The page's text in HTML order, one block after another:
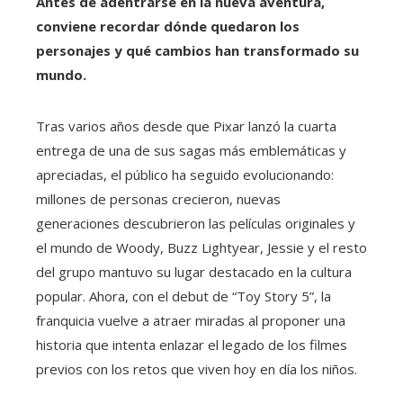
conviene recordar dónde quedaron los
personajes y qué cambios han transformado su
mundo.
Tras varios años desde que Pixar lanzó la cuarta
entrega de una de sus sagas más emblemáticas y
apreciadas, el público ha seguido evolucionando:
millones de personas crecieron, nuevas
generaciones descubrieron las películas originales y
el mundo de Woody, Buzz Lightyear, Jessie y el resto
del grupo mantuvo su lugar destacado en la cultura
popular. Ahora, con el debut de “Toy Story 5”, la
franquicia vuelve a atraer miradas al proponer una
historia que intenta enlazar el legado de los filmes
previos con los retos que viven hoy en día los niños.